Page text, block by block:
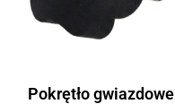
Pokrętło gwiazdowe